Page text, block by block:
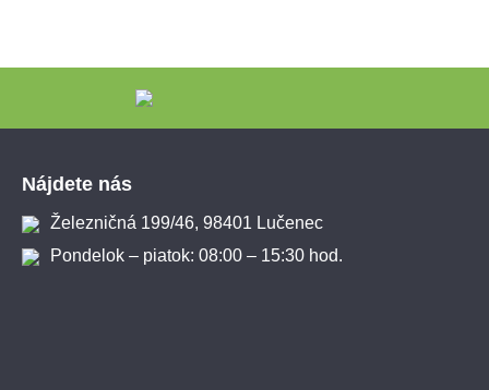
Nájdete nás
Železničná 199/46, 98401 Lučenec
Pondelok – piatok: 08:00 – 15:30 hod.